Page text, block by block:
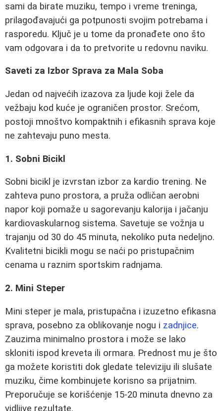
sami da birate muziku, tempo i vreme treninga,
prilagođavajući ga potpunosti svojim potrebama i
rasporedu. Ključ je u tome da pronađete ono što
vam odgovara i da to pretvorite u redovnu naviku.
Saveti za Izbor Sprava za Mala Soba
Jedan od najvećih izazova za ljude koji žele da
vežbaju kod kuće je ograničen prostor. Srećom,
postoji mnoštvo kompaktnih i efikasnih sprava koje
ne zahtevaju puno mesta.
1. Sobni Bicikl
Sobni bicikl je izvrstan izbor za kardio trening. Ne
zahteva puno prostora, a pruža odličan aerobni
napor koji pomaže u sagorevanju kalorija i jačanju
kardiovaskularnog sistema. Savetuje se vožnja u
trajanju od 30 do 45 minuta, nekoliko puta nedeljno.
Kvalitetni bicikli mogu se naći po pristupačnim
cenama u raznim sportskim radnjama.
2. Mini Steper
Mini steper je mala, pristupačna i izuzetno efikasna
sprava, posebno za oblikovanje nogu i zadnjice.
Zauzima minimalno prostora i može se lako
skloniti ispod kreveta ili ormara. Prednost mu je što
ga možete koristiti dok gledate televiziju ili slušate
muziku, čime kombinujete korisno sa prijatnim.
Preporučuje se korišćenje 15-20 minuta dnevno za
vidljive rezultate.